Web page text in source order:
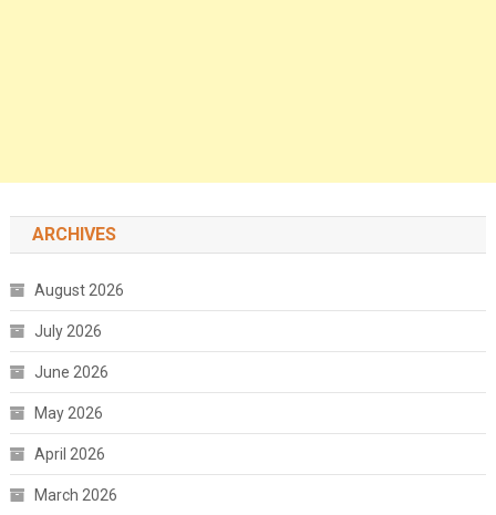
ARCHIVES
August 2026
July 2026
June 2026
May 2026
April 2026
March 2026